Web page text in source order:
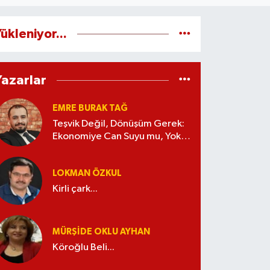
EMRE BURAK TAĞ
Teşvik Değil, Dönüşüm Gerek:
Ekonomiye Can Suyu mu, Yoksa
LOKMAN ÖZKUL
Kirli çark...
MÜRŞIDE OKLU AYHAN
Köroğlu Beli...